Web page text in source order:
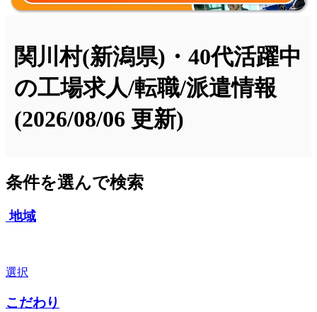
関川村(新潟県)・40代活躍中
の工場求人/転職/派遣情報
(2026/08/06 更新)
条件を選んで検索
地域
選択
こだわり